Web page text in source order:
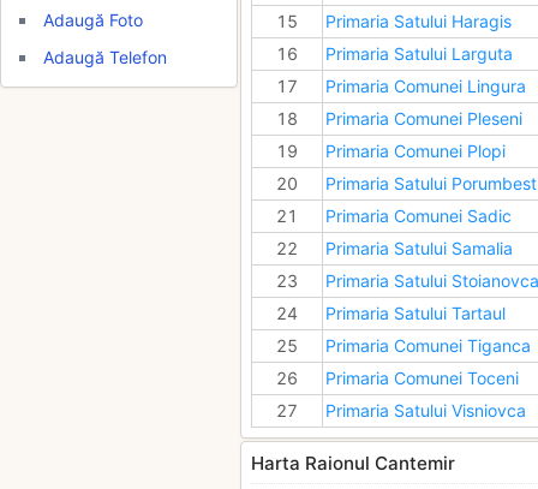
Adaugă Foto
Adaugă Telefon
15
Primaria Satului Haragis
16
Primaria Satului Larguta
17
Primaria Comunei Lingura
18
Primaria Comunei Pleseni
19
Primaria Comunei Plopi
20
Primaria Satului
21
Primaria Comunei Sadic
22
Primaria Satului Samalia
23
Primaria Satului Stoianovca
24
Primaria Satului Tartaul
25
Primaria Comunei Tiganca
26
Primaria Comunei Toceni
27
Primaria Satului Visniovca
Harta Raionul Cantemir